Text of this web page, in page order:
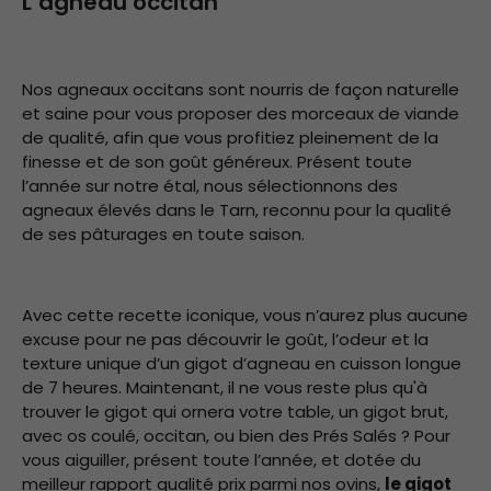
Nos agneaux occitans sont nourris de façon naturelle
et saine pour vous proposer des morceaux de viande
de qualité, afin que vous profitiez pleinement de la
finesse et de son goût généreux. Présent toute
l’année sur notre étal, nous sélectionnons des
agneaux élevés dans le Tarn, reconnu pour la qualité
de ses pâturages en toute saison.
Avec cette recette iconique, vous n’aurez plus aucune
excuse pour ne pas découvrir le goût, l’odeur et la
texture unique d’un gigot d’agneau en cuisson longue
de 7 heures. Maintenant, il ne vous reste plus qu'à
trouver le gigot qui ornera votre table, un gigot brut,
avec os coulé, occitan, ou bien des Prés Salés ? Pour
vous aiguiller, présent toute l’année, et dotée du
meilleur rapport qualité prix parmi nos ovins, le gigot